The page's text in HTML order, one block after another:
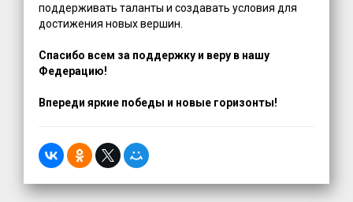
поддерживать таланты и создавать условия для
достижения новых вершин.
Спасибо всем за поддержку и веру в нашу
Федерацию!
Впереди яркие победы и новые горизонты!